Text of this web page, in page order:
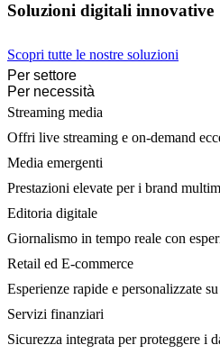
Soluzioni digitali innovative
Scopri tutte le nostre soluzioni
Per settore
Per necessità
Streaming media
Offri live streaming e on-demand
Media emergenti
Prestazioni elevate per i brand
Editoria digitale
Giornalismo in tempo reale con
Retail ed E-commerce
Esperienze rapide e personalizzate
Servizi finanziari
Sicurezza integrata per proteggere i